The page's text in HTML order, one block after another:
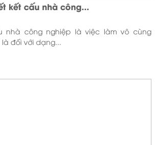
kết cấu nhà công...
nhà công nghiệp là việc làm vô cùng
đối với dạng...